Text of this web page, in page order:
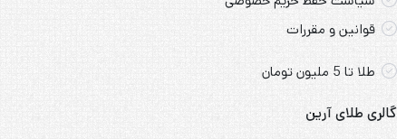
قوانین و مقررات
طلا تا 5 ملیون تومان
گالری طلای آرین